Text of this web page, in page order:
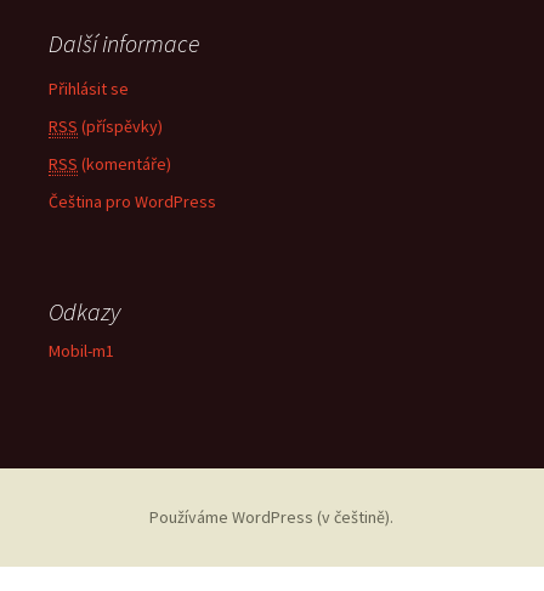
Další informace
Přihlásit se
RSS (příspěvky)
RSS (komentáře)
Čeština pro WordPress
Odkazy
Mobil-m1
Používáme WordPress (v češtině).